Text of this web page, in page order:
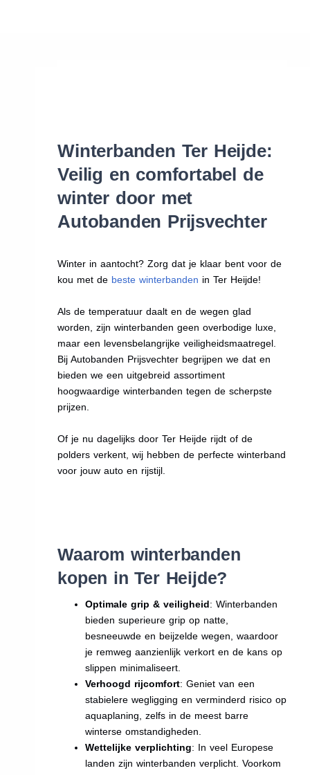
Winterbanden Ter Heijde:
Veilig en comfortabel de
winter door met
Autobanden Prijsvechter
Winter in aantocht? Zorg dat je klaar bent voor de
kou met de beste winterbanden in Ter Heijde!
Als de temperatuur daalt en de wegen glad
worden, zijn winterbanden geen overbodige luxe,
maar een levensbelangrijke veiligheidsmaatregel.
Bij Autobanden Prijsvechter begrijpen we dat en
bieden we een uitgebreid assortiment
hoogwaardige winterbanden tegen de scherpste
prijzen.
Of je nu dagelijks door Ter Heijde rijdt of de
polders verkent, wij hebben de perfecte winterband
voor jouw auto en rijstijl.
Waarom winterbanden
kopen in Ter Heijde?
Optimale grip & veiligheid: Winterbanden
bieden superieure grip op natte,
besneeuwde en beijzelde wegen, waardoor
je remweg aanzienlijk verkort en de kans op
slippen minimaliseert.
Verhoogd rijcomfort: Geniet van een
stabielere wegligging en verminderd risico op
aquaplaning, zelfs in de meest barre
winterse omstandigheden.
Wettelijke verplichting: In veel Europese
landen zijn winterbanden verplicht. Voorkom